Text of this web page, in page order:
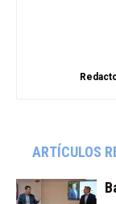
ARTÍCULOS